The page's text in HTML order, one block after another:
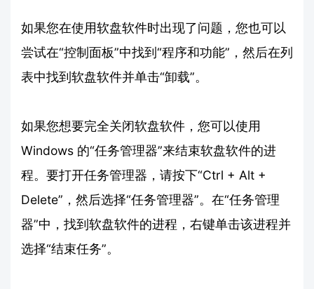
如果您在使用软盘软件时出现了问题，您也可以
尝试在“控制面板”中找到“程序和功能”，然后在列
表中找到软盘软件并单击“卸载”。
如果您想要完全关闭软盘软件，您可以使用
Windows 的“任务管理器”来结束软盘软件的进
程。要打开任务管理器，请按下“Ctrl + Alt +
Delete”，然后选择“任务管理器”。在“任务管理
器”中，找到软盘软件的进程，右键单击该进程并
选择“结束任务”。